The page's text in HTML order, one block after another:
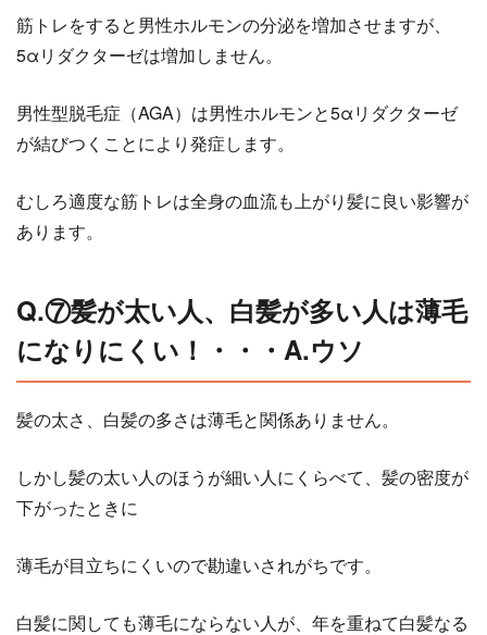
筋トレをすると男性ホルモンの分泌を増加させますが、
5αリダクターゼは増加しません。
男性型脱毛症（AGA）は男性ホルモンと5αリダクターゼ
が結びつくことにより発症します。
むしろ適度な筋トレは全身の血流も上がり髪に良い影響が
あります。
Q.⑦髪が太い人、白髪が多い人は薄毛
になりにくい！・・・A.ウソ
髪の太さ、白髪の多さは薄毛と関係ありません。
しかし髪の太い人のほうが細い人にくらべて、髪の密度が
下がったときに
薄毛が目立ちにくいので勘違いされがちです。
白髪に関しても薄毛にならない人が、年を重ねて白髪なる